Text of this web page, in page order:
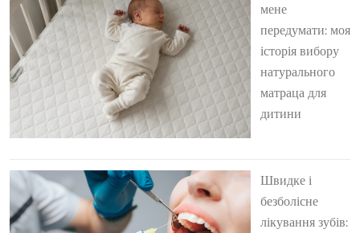
мене
передумати: моя
історія вибору
натурального
матраца для
дитини
Швидке і
безболісне
лікування зубів: